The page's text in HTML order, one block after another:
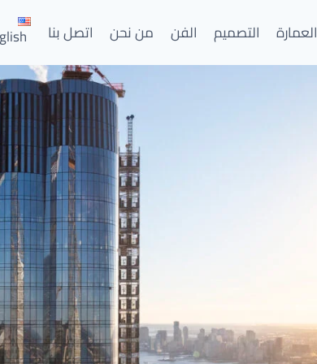
العمارة التصميم الفن من نحن اتصل بنا